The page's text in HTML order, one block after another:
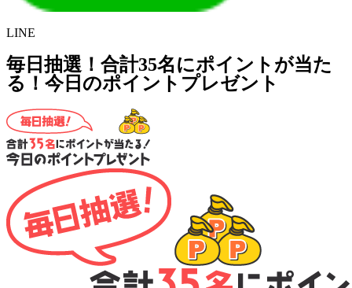
LINE
毎日抽選！合計35名にポイントが当た
る！今日のポイントプレゼント